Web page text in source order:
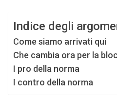
Indice degli
Come siamo arrivati qui
Che cambia ora per la
I pro della norma
I contro della norma